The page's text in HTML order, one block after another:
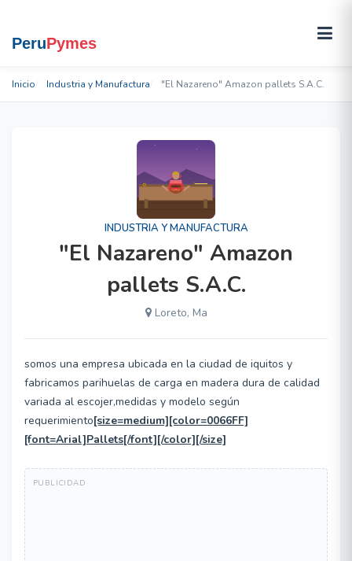
Inicio Industria y Manufactura "El Nazareno" Amazon pallets S.A.C.
INDUSTRIA Y MANUFACTURA
"El Nazareno" Amazon
pallets S.A.C.
Loreto, Ma
somos una empresa ubicada en la ciudad de iquitos y
fabricamos parihuelas de carga en madera dura de calidad
variada al escojer,medidas y modelo según
requerimiento[size=medium][color=0066FF]
[font=Arial]Pallets[/font][/color][/size]